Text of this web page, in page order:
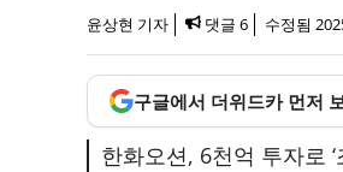
윤상현 기자 댓글 6 수정됨
구글에서 더위드카 먼저
한화오션, 6천억 투자로